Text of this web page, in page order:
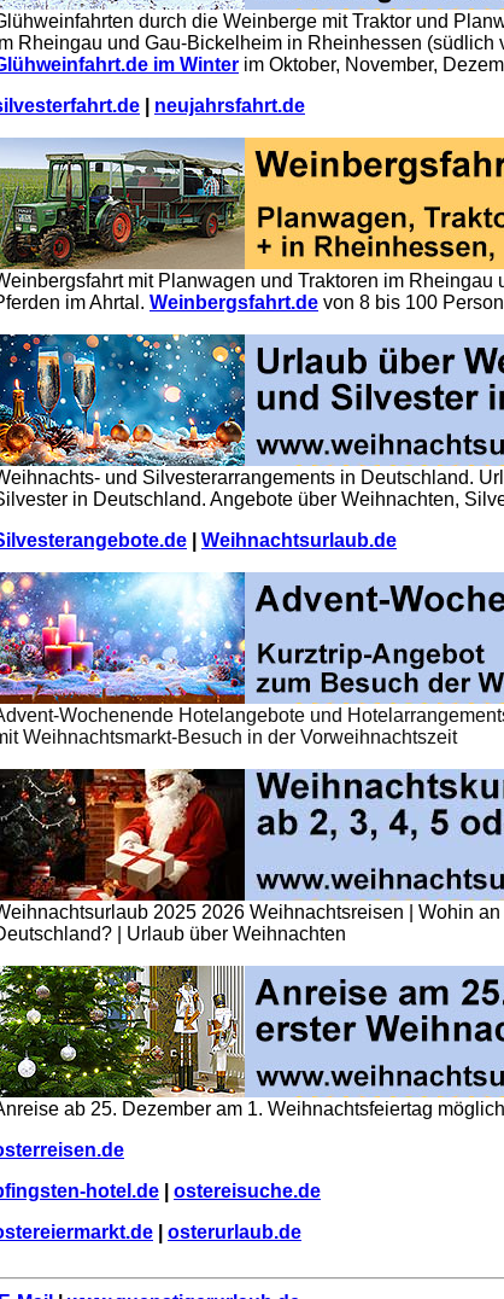
durch die Weinberge mit Traktor und
Rheingau und Gau-Bickelheim in Rheinhessen (südlich
im Winter im Oktober, November,
neujahrsfahrt.de
mit Planwagen und Traktoren im Rheingau
im Ahrtal. Weinbergsfahrt.de von 8 bis 100
und Silvesterarrangements in Deutschland.
in Deutschland. Angebote über Weihnachten,
Weihnachtsurlaub.de
Wochenende Hotelangebote und
Weihnachtsmarkt-Besuch in der Vorweihnachtszeit
2025 2026 Weihnachtsreisen | Wohin
| Urlaub über Weihnachten
ab 25. Dezember am 1. Weihnachtsfeiertag möglich
hotel.de
ostereisuche.de
osterurlaub.de